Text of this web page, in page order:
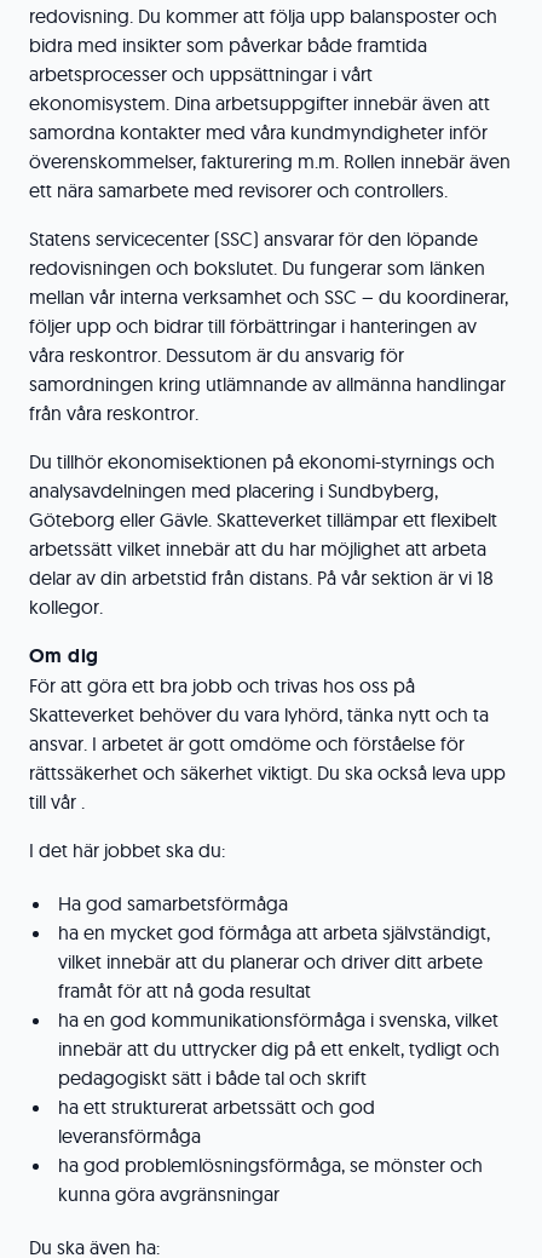
redovisning. Du kommer att följa upp balansposter och
bidra med insikter som påverkar både framtida
arbetsprocesser och uppsättningar i vårt
ekonomisystem. Dina arbetsuppgifter innebär även att
samordna kontakter med våra kundmyndigheter inför
överenskommelser, fakturering m.m. Rollen innebär även
ett nära samarbete med revisorer och controllers.
Statens servicecenter (SSC) ansvarar för den löpande
redovisningen och bokslutet. Du fungerar som länken
mellan vår interna verksamhet och SSC – du koordinerar,
följer upp och bidrar till förbättringar i hanteringen av
våra reskontror. Dessutom är du ansvarig för
samordningen kring utlämnande av allmänna handlingar
från våra reskontror.
Du tillhör ekonomisektionen på ekonomi-styrnings och
analysavdelningen med placering i Sundbyberg,
Göteborg eller Gävle. Skatteverket tillämpar ett flexibelt
arbetssätt vilket innebär att du har möjlighet att arbeta
delar av din arbetstid från distans. På vår sektion är vi 18
kollegor.
Om dig
För att göra ett bra jobb och trivas hos oss på
Skatteverket behöver du vara lyhörd, tänka nytt och ta
ansvar. I arbetet är gott omdöme och förståelse för
rättssäkerhet och säkerhet viktigt. Du ska också leva upp
till vår .
I det här jobbet ska du:
Ha god samarbetsförmåga
ha en mycket god förmåga att arbeta självständigt,
vilket innebär att du planerar och driver ditt arbete
framåt för att nå goda resultat
ha en god kommunikationsförmåga i svenska, vilket
innebär att du uttrycker dig på ett enkelt, tydligt och
pedagogiskt sätt i både tal och skrift
ha ett strukturerat arbetssätt och god
leveransförmåga
ha god problemlösningsförmåga, se mönster och
kunna göra avgränsningar
Du ska även ha: